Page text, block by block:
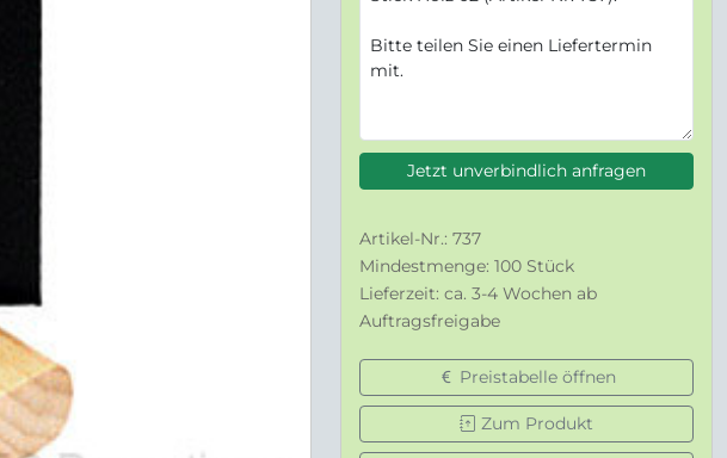
Jetzt unverbindlich anfragen
Artikel-Nr.: 737
Mindestmenge: 100 Stück
Lieferzeit: ca. 3-4 Wochen ab
Auftragsfreigabe
Preistabelle öffnen
Zum Produkt